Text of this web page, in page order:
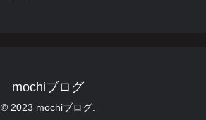
mochiブログ
© 2023 mochiブログ.